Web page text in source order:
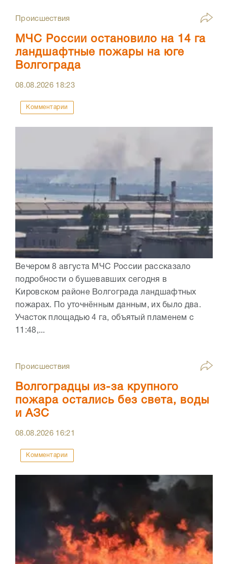
Происшествия
МЧС России остановило на 14 га
ландшафтные пожары на юге
Волгограда
08.08.2026 18:23
Комментарии
Вечером 8 августа МЧС России рассказало
подробности о бушевавших сегодня в
Кировском районе Волгограда ландшафтных
пожарах. По уточнённым данным, их было два.
Участок площадью 4 га, объятый пламенем с
11:48,...
Происшествия
Волгоградцы из-за крупного
пожара остались без света, воды
и АЗС
08.08.2026 16:21
Комментарии